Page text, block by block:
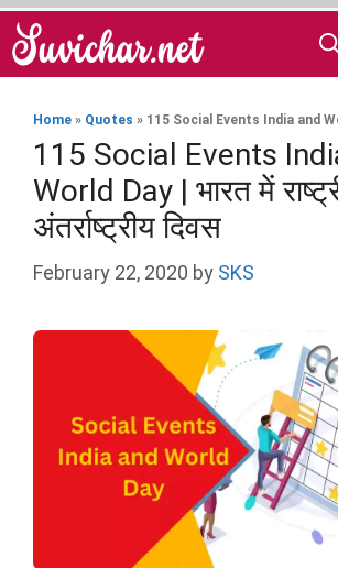
Skip
to
content
Home » Quotes » 115 Social Events India and World Day | भारत में
115 Social Events
World Day | भारत में
अंतर्राष्ट्रीय दिवस
February 22, 2020 by SKS